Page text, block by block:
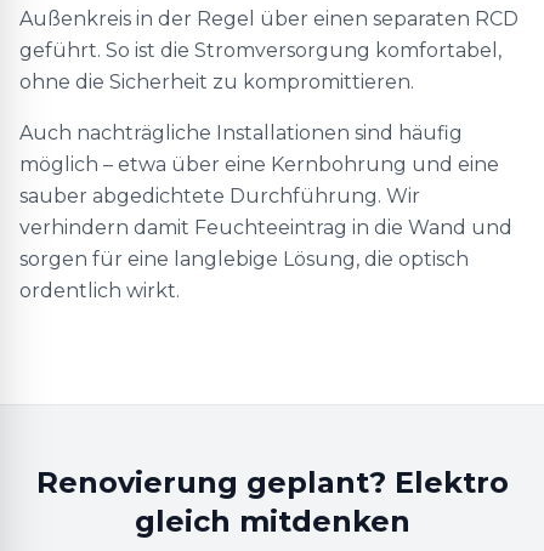
Außenkreis in der Regel über einen separaten RCD
geführt. So ist die Stromversorgung komfortabel,
ohne die Sicherheit zu kompromittieren.
Auch nachträgliche Installationen sind häufig
möglich – etwa über eine Kernbohrung und eine
sauber abgedichtete Durchführung. Wir
verhindern damit Feuchteeintrag in die Wand und
sorgen für eine langlebige Lösung, die optisch
ordentlich wirkt.
Renovierung geplant? Elektro
gleich mitdenken